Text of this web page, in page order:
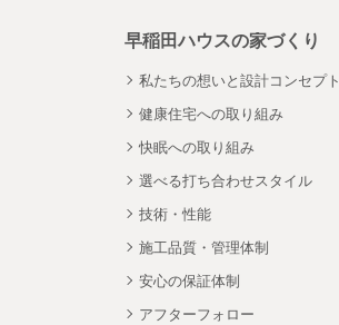
早稲田ハウスの家づくり
私たちの想いと設計コンセプト
健康住宅への取り組み
快眠への取り組み
選べる打ち合わせスタイル
技術・性能
施工品質・管理体制
安心の保証体制
アフターフォロー